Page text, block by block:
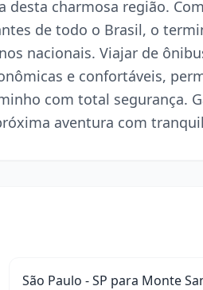
desta charmosa região.
de todo o Brasil, o
nacionais. Viajar de
e confortáveis,
com total segurança.
aventura com
São Paulo - SP para Monte